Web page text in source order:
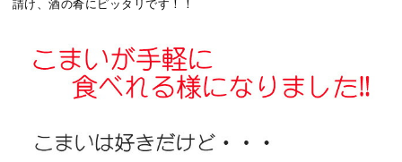
請け、酒の肴にピッタリです！！